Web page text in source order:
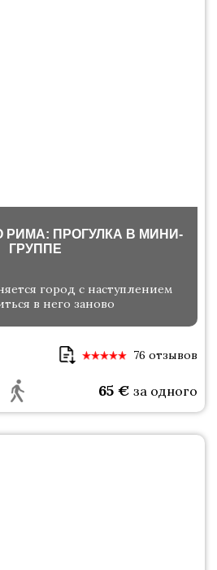
РИМА: ПРОГУЛКА В МИНИ-
ГРУППЕ
город с наступлением
в него заново
76 отзывов
65 € за одного